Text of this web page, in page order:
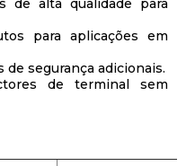
de alta qualidade para
para aplicações em
de segurança adicionais.
de terminal sem